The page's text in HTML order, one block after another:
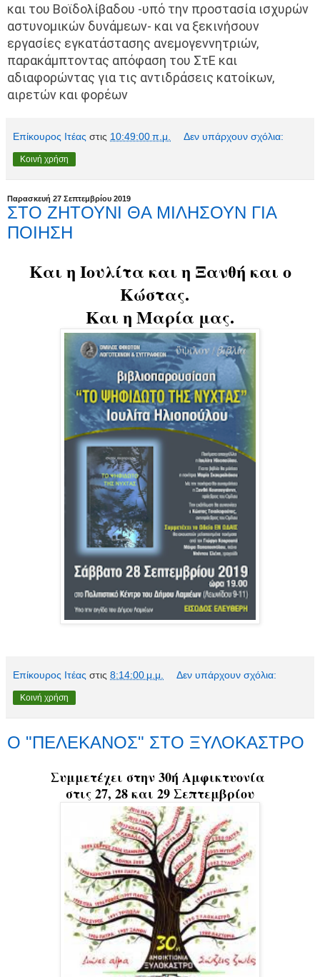
και του Βοϊδολίβαδου -υπό την προστασία ισχυρών
αστυνομικών δυνάμεων- και να ξεκινήσουν
εργασίες εγκατάστασης ανεμογεννητριών,
παρακάμπτοντας απόφαση του ΣτΕ και
αδιαφορώντας για τις αντιδράσεις κατοίκων,
αιρετών και φορέων
Επίκουρος Ιτέας στις 10:49:00 π.μ. Δεν υπάρχουν σχόλια:
Κοινή χρήση
Παρασκευή 27 Σεπτεμβρίου 2019
ΣΤΟ ΖΗΤΟΥΝΙ ΘΑ ΜΙΛΗΣΟΥΝ ΓΙΑ
ΠΟΙΗΣΗ
Και η Ιουλίτα και η Ξανθή και ο
Κώστας.
Και η Μαρία μας.
Επίκουρος Ιτέας στις 8:14:00 μ.μ. Δεν υπάρχουν σχόλια:
Κοινή χρήση
Ο "ΠΕΛΕΚΑΝΟΣ" ΣΤΟ ΞΥΛΟΚΑΣΤΡΟ
Συμμετέχει στην 30ή Αμφικτυονία
στις 27, 28 και 29 Σεπτεμβρίου